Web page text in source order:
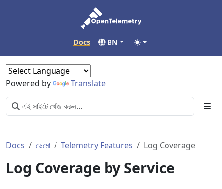
Docs BN
Powered by Translate
Docs ডেমো Telemetry Features Log Coverage
Log Coverage by Service